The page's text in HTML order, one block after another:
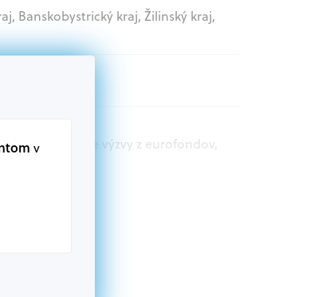
Banskobystrický kraj, Žilinský kraj,
aktuálne výzvy z eurofondov,
komerčný alebo nekomerčný,
v Nórsku alebo na Slovensku,
v